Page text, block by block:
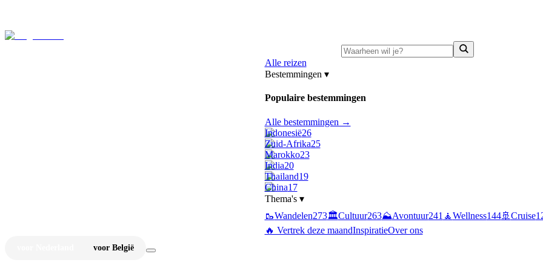
Alle reizen
Bestemmingen ▾
Populaire bestemmingen
Alle bestemmingen →
Indonesië26
Zuid-Afrika25
Marokko23
India20
Thailand19
China17
Thema's ▾
🥾Wandelen273🏛️Cultuur263⛰️Avontuur241 🧘Wellness144🚢 Cruise
🔥 Vertrek deze maandInspiratieOver ons
voor België